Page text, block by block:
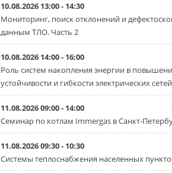
«РУСКЛИМАТ Fest 2026»
собрал свыше 700 профи
климатической отрасли
Организатором выступил
производственный холдинг ...
«Датарк» испытал
ЦОД с плотностью 54
стойку
Испытания прошли на
производственной площадке и
3 АВГУСТА 2026
Samsung выпускает
систему DVM на R32
10.08.2026 13:00 - 14:30
Мониторинг, поиск отклонений и
данным ТЛО. Часть 2
10.08.2026 14:00 - 16:00
Роль систем накопления энергии в
устойчивости и гибкости электрических сетей
11.08.2026 09:00 - 14:00
Семинар по котлам Immergas в Санкт-
11.08.2026 09:30 - 10:30
Системы теплоснабжения населенных